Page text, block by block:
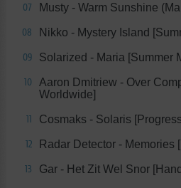
07 Musty - Warm Sunshine
08 Nikko - Mystery Island
09 Solarized - Maria [Summer
10
Aaron Dmitriew - Over
Worldwide]
11 Cosmaks - Solaris
12 Radar Detector - Memories
13 Gar - Het Zit Wel Snor